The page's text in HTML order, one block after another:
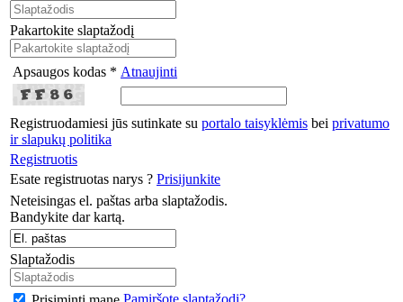
Pakartokite slaptažodį
Apsaugos kodas * Atnaujinti
Registruodamiesi jūs sutinkate su portalo taisyklėmis bei privatumo
ir slapukų politika
Registruotis
Esate registruotas narys ? Prisijunkite
Neteisingas el. paštas arba slaptažodis.
Bandykite dar kartą.
Slaptažodis
Pamiršote slaptažodį?